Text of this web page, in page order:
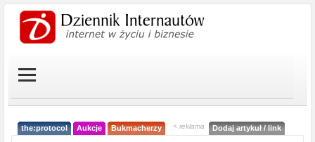
the:protocol Aukcje Bukmacherzy < reklama Dodaj artykuł / link